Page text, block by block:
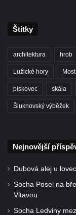
Štítky
architektura hrob
Lužické hory Most
pískovec skála
Šluknovský výběžek
Nejnovější
Dubová alej u
Socha Posel na
Vltavou
Socha Ledviny